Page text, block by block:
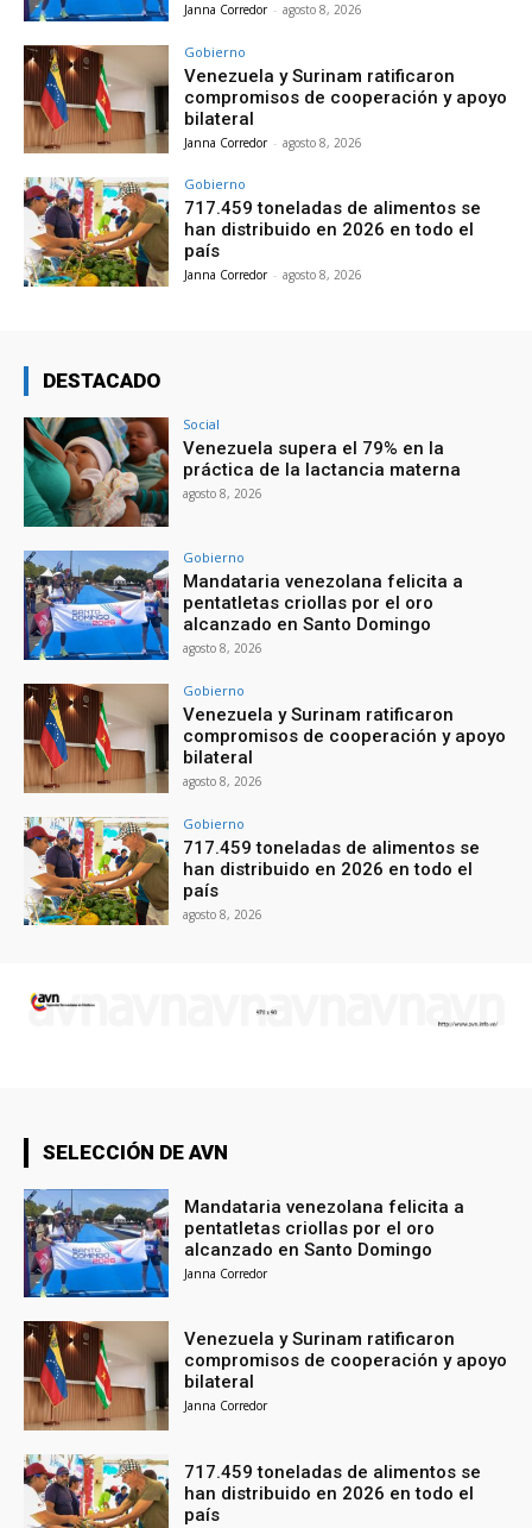
Janna Corredor - agosto 8, 2026
Gobierno
Venezuela y Surinam ratificaron
compromisos de cooperación y apoyo
bilateral
Janna Corredor - agosto 8, 2026
Gobierno
717.459 toneladas de alimentos se
han distribuido en 2026 en todo el
país
Janna Corredor - agosto 8, 2026
DESTACADO
Social
Venezuela supera el 79% en la
práctica de la lactancia materna
agosto 8, 2026
Gobierno
Mandataria venezolana felicita a
pentatletas criollas por el oro
alcanzado en Santo Domingo
agosto 8, 2026
Gobierno
Venezuela y Surinam ratificaron
compromisos de cooperación y apoyo
bilateral
agosto 8, 2026
Gobierno
717.459 toneladas de alimentos se
han distribuido en 2026 en todo el
país
agosto 8, 2026
SELECCIÓN DE AVN
Mandataria venezolana felicita a
pentatletas criollas por el oro
alcanzado en Santo Domingo
Janna Corredor
Venezuela y Surinam ratificaron
compromisos de cooperación y apoyo
bilateral
Janna Corredor
717.459 toneladas de alimentos se
han distribuido en 2026 en todo el
país